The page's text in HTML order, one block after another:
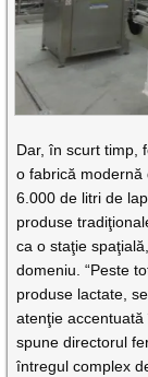
Dar, în scurt timp,
o fabrică
6.000 de litri de
produse
ca o staţie
domeniu. “Peste
produse lactate,
atenţie
spune directorul
întregul complex